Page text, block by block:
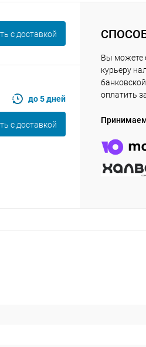
c доставкой
до 5 дней
c доставкой
Вы можете
курьеру
оплатить
выбранный способом
75% будутсписываться
каждые 2 недели